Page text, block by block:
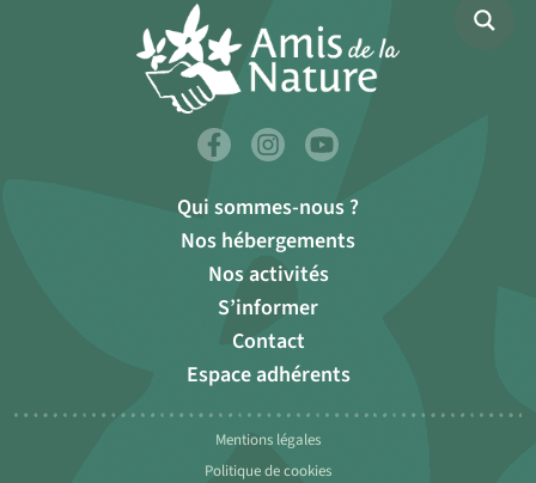
Qui sommes-nous ?
Nos hébergements
Nos activités
S’informer
Contact
Espace adhérents
Mentions légales
Politique de cookies